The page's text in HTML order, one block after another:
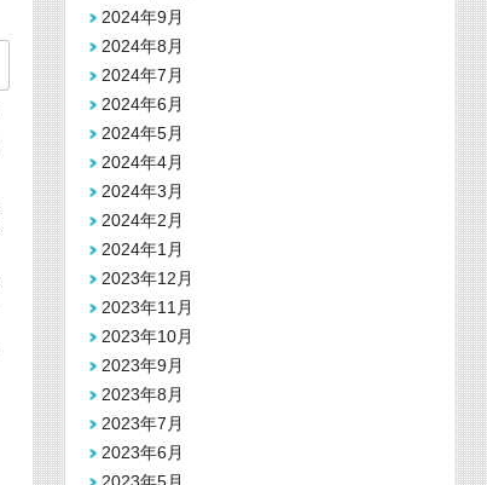
2024年9月
2024年8月
2024年7月
2024年6月
2024年5月
2024年4月
2024年3月
2024年2月
2024年1月
2023年12月
2023年11月
2023年10月
2023年9月
2023年8月
2023年7月
2023年6月